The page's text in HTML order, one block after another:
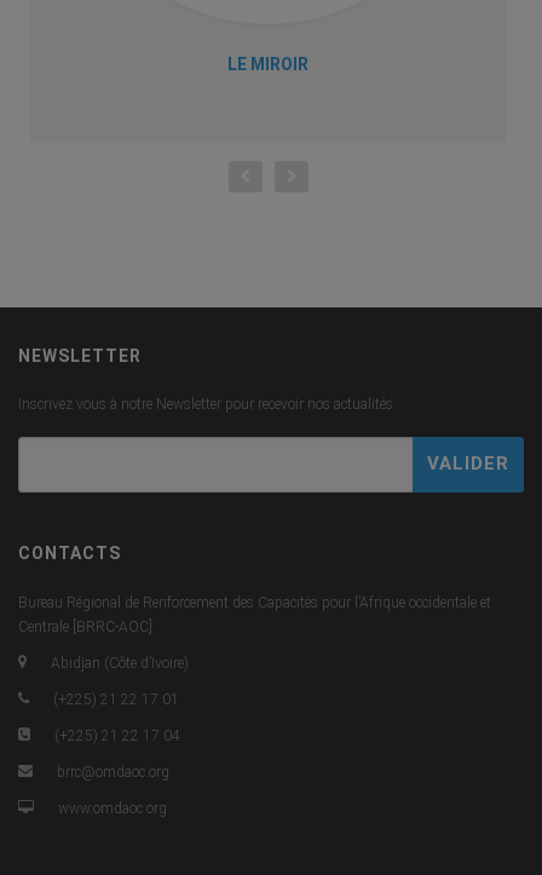
LE MIROIR
NEWSLETTER
Inscrivez vous à notre Newsletter pour recevoir nos actualités
CONTACTS
Bureau Régional de Renforcement des Capacités pour l’Afrique occidentale et
Centrale [BRRC-AOC]
Abidjan (Côte d’Ivoire)
(+225) 21 22 17 01
(+225) 21 22 17 04
brrc@omdaoc.org
www.omdaoc.org